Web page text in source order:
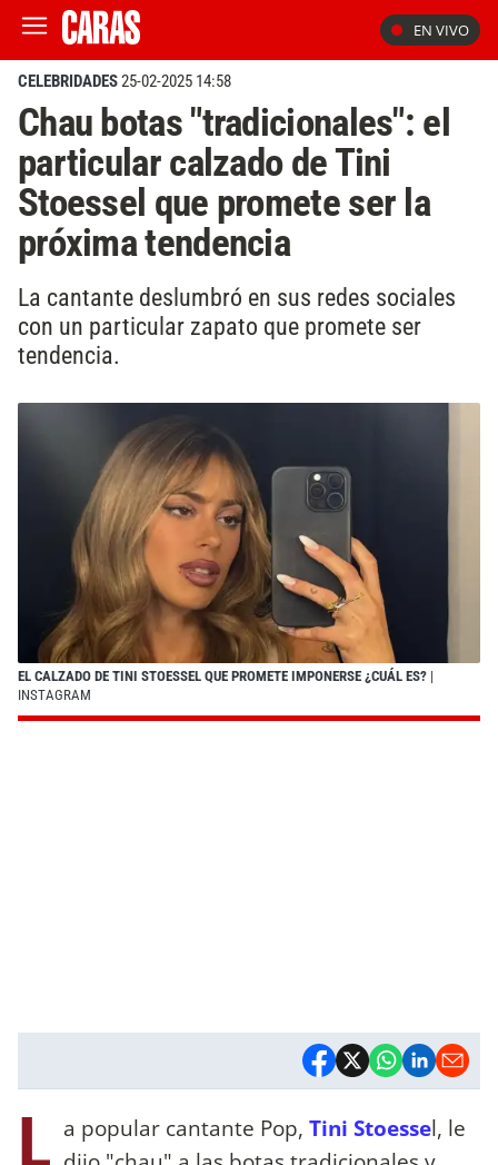
EN VIVO
CELEBRIDADES25-02-2025 14:58
Chau botas "tradicionales": el
particular calzado de Tini
Stoessel que promete ser la
próxima tendencia
La cantante deslumbró en sus redes sociales
con un particular zapato que promete ser
tendencia.
EL CALZADO DE TINI STOESSEL QUE PROMETE IMPONERSE ¿CUÁL ES? |
INSTAGRAM
L a popular cantante Pop, Tini Stoessel, le